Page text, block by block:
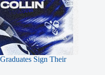
Sign Their